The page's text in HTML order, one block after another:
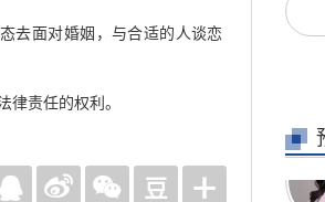
去面对婚姻，与合适的人谈恋
责任的权利。